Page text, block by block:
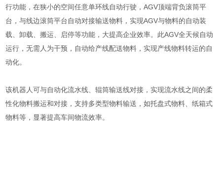
行功能，在狭小的空间任意单环线自动行驶，AGV顶端背负滚筒平
台，与线边滚筒平台自动对接输送物料，实现AGV与物料的自动装
载、卸载、搬运、启停等功能，大提高企业效率。此AGV全天候自动
运行，无需人为干预，自动给产线配送物料，实现产线物料转运的自
动化。
该机器人可与自动化流水线、辊筒输送线对接，实现流水线之间的柔
性化物料搬运和对接，支持多类型物料输送，如托盘式物料、纸箱式
物料等，显著提高车间物流效率。